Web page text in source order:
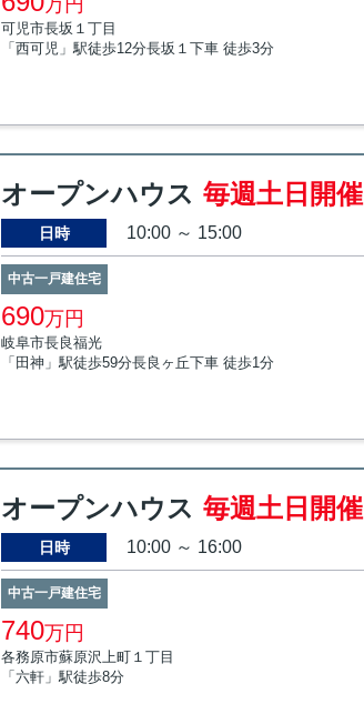
万円
可児市長坂１丁目
「西可児」駅徒歩12分長坂１下車 徒歩3分
オープンハウス 毎週土日開催
日時 10:00 ～ 15:00
中古一戸建住宅
690万円
岐阜市長良福光
「田神」駅徒歩59分長良ヶ丘下車 徒歩1分
オープンハウス 毎週土日開催
日時 10:00 ～ 16:00
中古一戸建住宅
740万円
各務原市蘇原沢上町１丁目
「六軒」駅徒歩8分